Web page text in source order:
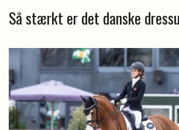
Så stærkt er det danske